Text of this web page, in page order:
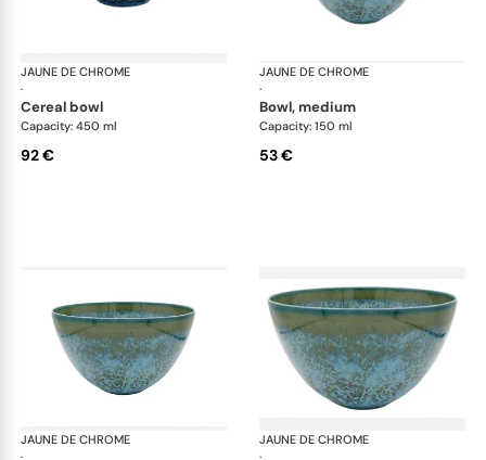
JAUNE DE CHROME
·
Nymphéa
cereal bowl
Capacity: 450 ml
92 €
JAUNE DE CHROME
·
bowl, medium
Capacity: 150 ml
53 €
JAUNE DE CHROME
·
NymphéaJAUNE DE CHROME
·